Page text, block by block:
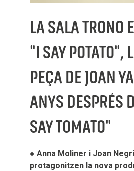
LA SALA TRONO
"I SAY POTATO",
PEÇA DE JOAN
ANYS DESPRÉS
SAY TOMATO"
● Anna Moliner i Joan
protagonitzen la nova